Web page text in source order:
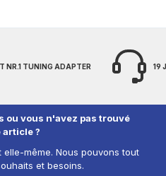
NR.1 TUNING ADAPTER 19
ou vous n'avez pas trouvé
article ?
même. Nous pouvons tout
et besoins.